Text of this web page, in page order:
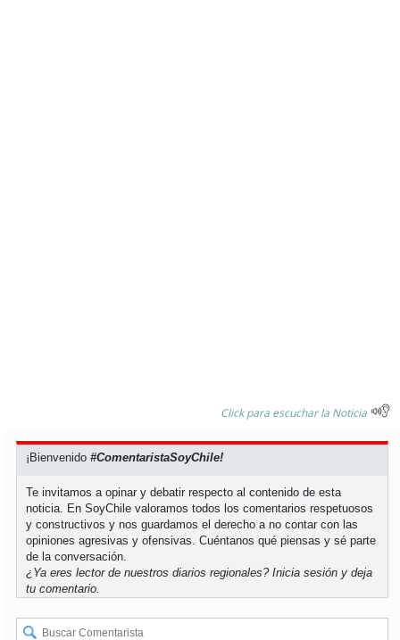
Click para escuchar la Noticia
¡Bienvenido#ComentaristaSoyChile!
Te invitamos a opinar y debatir respecto al contenido de esta
noticia. En SoyChile valoramos todos los comentarios respetuosos
y constructivos y nos guardamos el derecho a no contar con las
opiniones agresivas y ofensivas. Cuéntanos qué piensas y sé parte
de la conversación.
¿Ya eres lector de nuestros diarios regionales?Inicia sesión y deja
tu comentario.